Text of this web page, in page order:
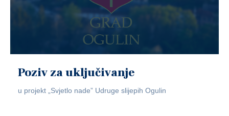
Poziv za uključivanje
u projekt „Svjetlo nade” Udruge slijepih Ogulin